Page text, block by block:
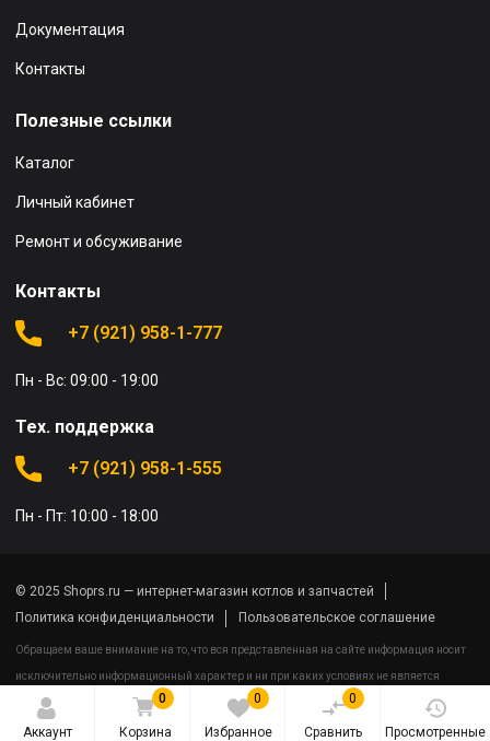
Аккаунт
0
Корзина
0
Избранное
0
Сравнить Просмотренные
Документация
Контакты
Полезные ссылки
Каталог
Личный кабинет
Ремонт и обсуживание
Контакты
+7 (921) 958-1-777
Пн - Вс: 09:00 - 19:00
Тех. поддержка
+7 (921) 958-1-555
Пн - Пт: 10:00 - 18:00
© 2025 Shoprs.ru — интернет-магазин котлов и запчастей
Политика конфиденциальности
Пользовательское соглашение
Обращаем ваше внимание на то, что вся представленная на сайте информация носит
исключительно информационный характер и ни при каких условиях не является
публичной офертой определяемой положениями Статьи 437(2) Гражданского кодекса
Российской Федерации.